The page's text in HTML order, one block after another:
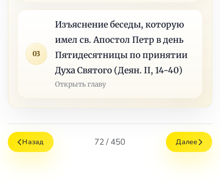
03
Изъяснение беседы, которую
имел св. Апостол Петр в день
Пятидесятницы по принятии
Духа Святого (Деян. II, 14-40)
Открыть главу
Назад 72 / 450 Далее